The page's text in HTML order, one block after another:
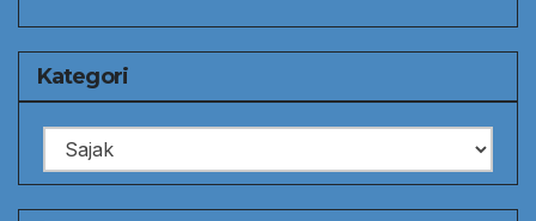
Kategori
Kategori